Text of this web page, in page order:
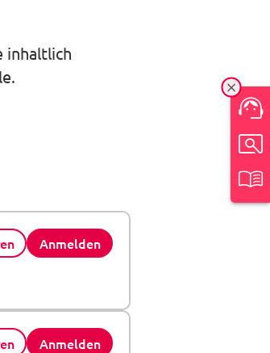
Ein-/
inhaltlich
Anmelden
Anmelden